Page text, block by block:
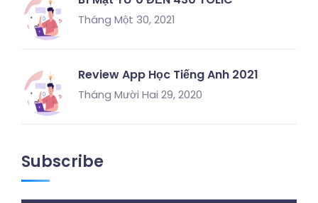
Tháng Một 30, 2021
Review App Học Tiếng Anh 2021
Tháng Mười Hai 29, 2020
Subscribe